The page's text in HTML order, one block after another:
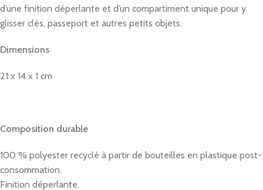
d’une finition déperlante et d’un compartiment unique pour y
glisser clés, passeport et autres petits objets.
Dimensions
21 x 14 x 1 cm
Composition durable
100 % polyester recyclé à partir de bouteilles en plastique post-
consommation.
Finition déperlante.